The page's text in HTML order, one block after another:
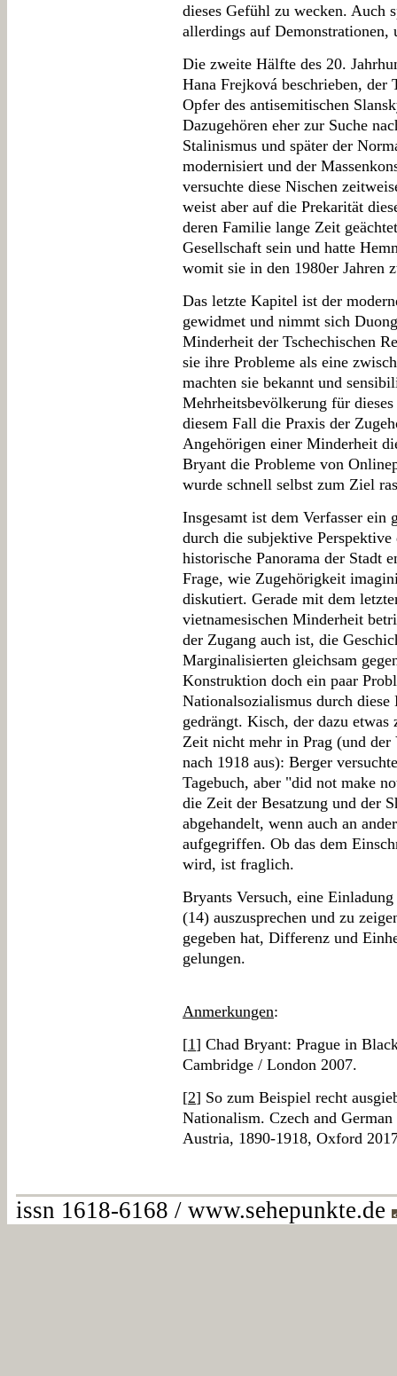
dieses Gefühl zu wecken. Auch
allerdings auf
Die zweite Hälfte des 20.
Hana Frejková beschrieben,
Opfer des antisemitischen
Dazugehören eher zur Suche
Stalinismus und später der
modernisiert und der
versuchte diese Nischen
weist aber auf die Prekarität
deren Familie lange Zeit
Gesellschaft sein und hatte
womit sie in den 1980er Jahren
Das letzte Kapitel ist der
gewidmet und nimmt sich
Minderheit der Tschechischen
sie ihre Probleme als eine
machten sie bekannt und
Mehrheitsbevölkerung für
diesem Fall die Praxis der
Angehörigen einer Minderheit
Bryant die Probleme von
wurde schnell selbst zum Ziel
Insgesamt ist dem Verfasser ein
durch die subjektive
historische Panorama der Stadt
Frage, wie Zugehörigkeit
diskutiert. Gerade mit dem
vietnamesischen Minderheit
der Zugang auch ist, die
Marginalisierten gleichsam
Konstruktion doch ein paar
Nationalsozialismus durch diese
gedrängt. Kisch, der dazu etwas
Zeit nicht mehr in Prag (und der
nach 1918 aus): Berger
Tagebuch, aber "did not make
die Zeit der Besatzung und der
abgehandelt, wenn auch an
aufgegriffen. Ob das dem
wird, ist fraglich.
Bryants Versuch, eine
(14) auszusprechen und zu
gegeben hat, Differenz und
gelungen.
Anmerkungen:
[1] Chad Bryant: Prague in
Cambridge / London 2007.
[2] So zum Beispiel recht
Nationalism. Czech and
Austria, 1890-1918, Oxford
issn 1618-6168 / www.sehepunkte.de